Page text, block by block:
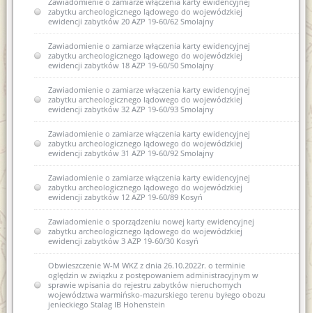
zabytku archeologicznego lądowego do wojewódzkiej
ewidencji zabytków 20 AZP 19-60/62 Smolajny
Zawiadomienie o zamiarze włączenia karty ewidencyjnej
zabytku archeologicznego lądowego do wojewódzkiej
ewidencji zabytków 18 AZP 19-60/50 Smolajny
Zawiadomienie o zamiarze włączenia karty ewidencyjnej
zabytku archeologicznego lądowego do wojewódzkiej
ewidencji zabytków 32 AZP 19-60/93 Smolajny
Zawiadomienie o zamiarze włączenia karty ewidencyjnej
zabytku archeologicznego lądowego do wojewódzkiej
ewidencji zabytków 31 AZP 19-60/92 Smolajny
Zawiadomienie o zamiarze włączenia karty ewidencyjnej
zabytku archeologicznego lądowego do wojewódzkiej
ewidencji zabytków 12 AZP 19-60/89 Kosyń
Zawiadomienie o sporządzeniu nowej karty ewidencyjnej
zabytku archeologicznego lądowego do wojewódzkiej
ewidencji zabytków 3 AZP 19-60/30 Kosyń
Obwieszczenie W-M WKZ z dnia 26.10.2022r. o terminie
oględzin w związku z postępowaniem administracyjnym w
sprawie wpisania do rejestru zabytków nieruchomych
województwa warmińsko-mazurskiego terenu byłego obozu
jenieckiego Stalag IB Hohenstein